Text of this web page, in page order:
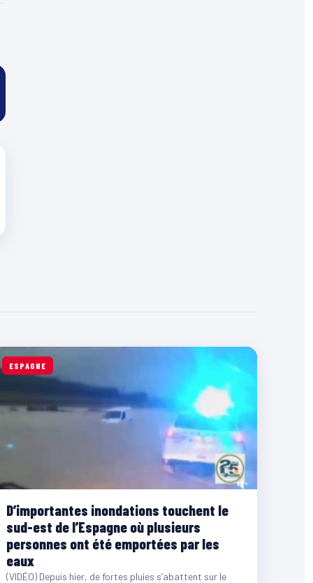
ESPAGNE
D’importantes inondations touchent le
sud-est de l’Espagne où plusieurs
personnes ont été emportées par les
eaux
(VIDÉO) Depuis hier, de fortes pluies s’abattent sur le